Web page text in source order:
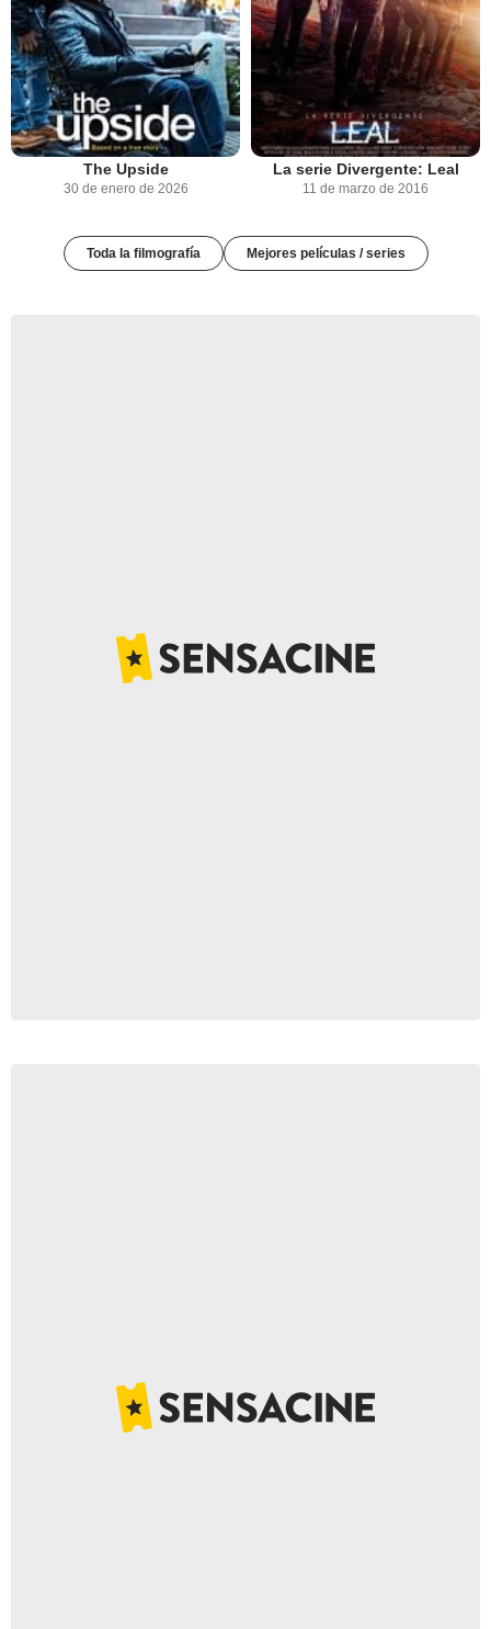
The Upside
30 de enero de 2026
La serie Divergente: Leal
11 de marzo de 2016
Toda la filmografía Mejores películas / series